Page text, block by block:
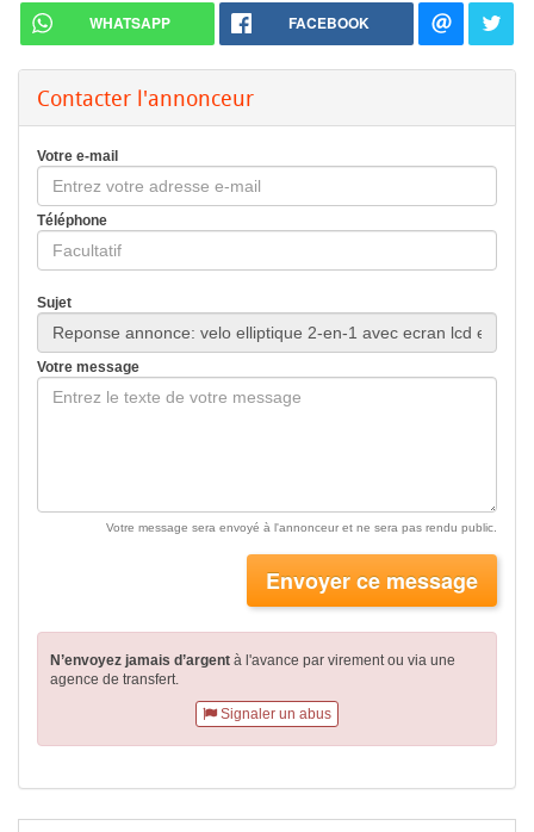
WHATSAPP FACEBOOK
Contacter l'annonceur
Votre e-mail
Téléphone
Sujet
Votre message
Votre message sera envoyé à l'annonceur et ne sera pas rendu public.
Envoyer ce message
N’envoyez jamais d’argent à l'avance par virementou via une
agence de transfert.
Signaler un abus